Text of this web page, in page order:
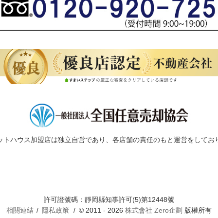
ハウス加盟店は独立自営であり、各店舗の責任のもと運営をしてお
許可證號碼：靜岡縣知事許可(5)第12448號
相關連結
隱私政策 © 2011 - 2026 株式會社 Zero企劃 版權所有